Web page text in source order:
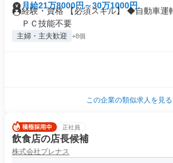
月給21万8000円～30万1000円
経験・資格 【必須スキル】 ◆自動車
ＰＣ技能不要
主婦・主夫歓迎 +8個
この企業の類似求人を見る
正社員
飲食店の店長候補
株式会社プレナス